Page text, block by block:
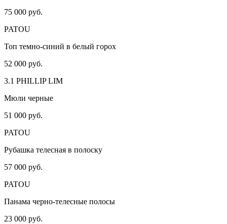
75 000 руб.
PATOU
Топ темно-синий в белый горох
52 000 руб.
3.1 PHILLIP LIM
Мюли черные
51 000 руб.
PATOU
Рубашка телесная в полоску
57 000 руб.
PATOU
Панама черно-телесные полосы
23 000 руб.